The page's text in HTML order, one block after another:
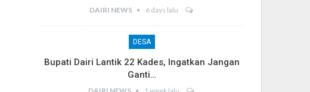
DAIRI NEWS 6 days lalu
DESA
Bupati Dairi Lantik 22 Kades, Ingatkan Jangan
Ganti…